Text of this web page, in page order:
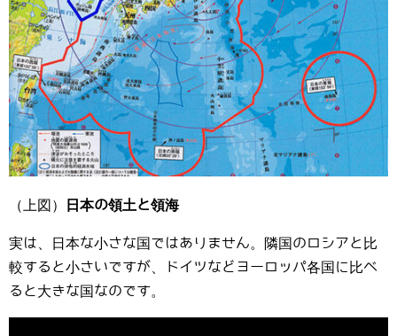
（上図） 日本の領土と領海
実は、日本な小さな国ではありません。隣国のロシアと比
較すると小さいですが、ドイツなどヨーロッパ各国に比べ
ると大きな国なのです。